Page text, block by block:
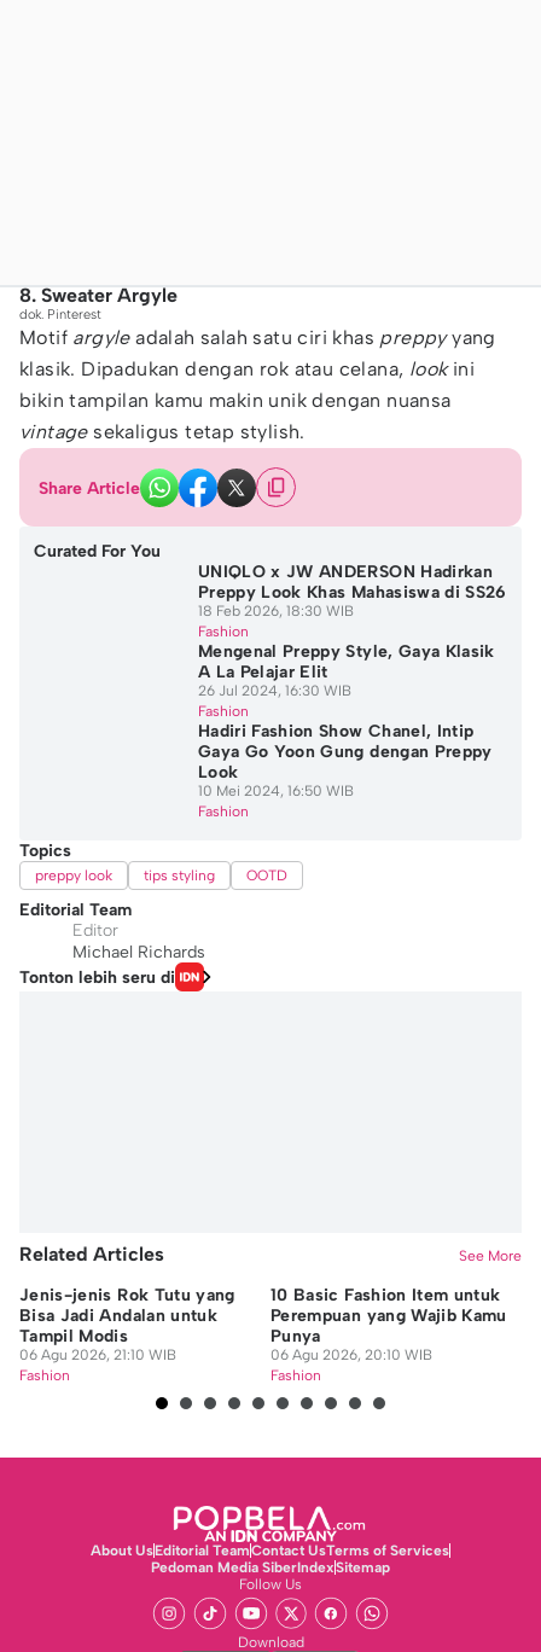
8. Sweater Argyle
dok. Pinterest
Motif argyleadalah salah satu ciri khas preppyyang
klasik. Dipadukan dengan rok atau celana, lookini
bikin tampilan kamu makin unik dengan nuansa
vintagesekaligus tetap stylish.
Share Article
Curated For You
UNIQLO x JW ANDERSON Hadirkan
Preppy Look Khas Mahasiswa di SS26
18 Feb 2026, 18:30 WIB
Fashion
Mengenal Preppy Style, Gaya Klasik
A La Pelajar Elit
26 Jul 2024, 16:30 WIB
Fashion
Hadiri Fashion Show Chanel, Intip
Gaya Go Yoon Gung dengan Preppy
Look
10 Mei 2024, 16:50 WIB
Fashion
Topics
preppy look tips styling OOTD
Editorial Team
Editor
Michael Richards
Tonton lebih seru di
Related Articles See More
Jenis-jenis Rok Tutu yang
Bisa Jadi Andalan untuk
Tampil Modis
06 Agu 2026, 21:10 WIB
Fashion
10 Basic Fashion Item untuk
Perempuan yang Wajib Kamu
Punya
06 Agu 2026, 20:10 WIB
Fashion
About UsEditorial TeamContact UsTerms of Services
Pedoman Media SiberIndexSitemap
Follow Us
Download